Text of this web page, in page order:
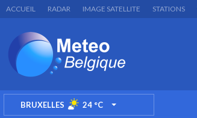
ACCUEIL RADAR IMAGE SATELLITE STATIONS
BRUXELLES 24°C TOGGLE DROPDOWN